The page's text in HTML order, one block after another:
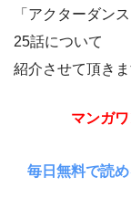
「アクターダンス
25話について
紹介させて頂きま
マンガ
毎日無料で読